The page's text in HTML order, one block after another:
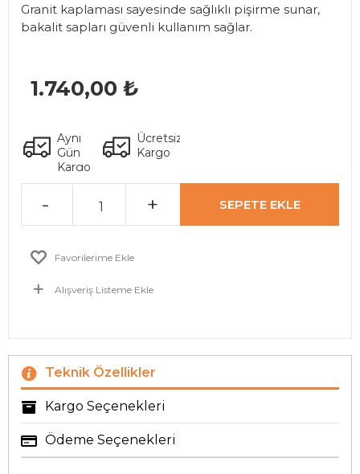
Granit kaplaması sayesinde sağlıklı pişirme sunar,
bakalit sapları güvenli kullanım sağlar.
1.740,00 ₺
Ücretsiz
Kargo
Aynı
Gün
Kargo
- + SEPETE EKLE
Favorilerime Ekle
Alışveriş Listeme Ekle
Teknik Özellikler
Kargo Seçenekleri
Ödeme Seçenekleri